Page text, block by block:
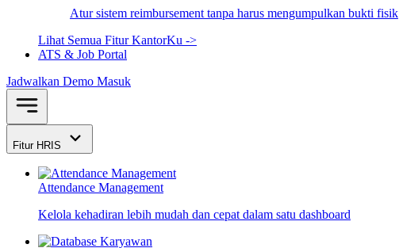
Atur sistem reimbursement tanpa harus mengumpulkan bukti fisik
Lihat Semua Fitur KantorKu ->
ATS & Job Portal
Jadwalkan Demo Masuk
Fitur HRIS
Attendance Management
Kelola kehadiran lebih mudah dan cepat dalam satu dashboard